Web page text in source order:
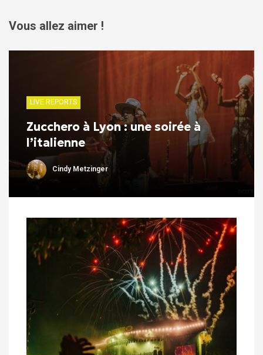
Vous allez aimer !
LIVE REPORTS
Zucchero à Lyon : une soirée à
l’italienne
Cindy Metzinger